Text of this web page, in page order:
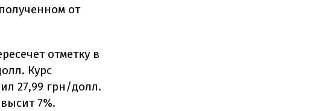
от
отметку в
Курс
27,99 грн/долл.
7%.